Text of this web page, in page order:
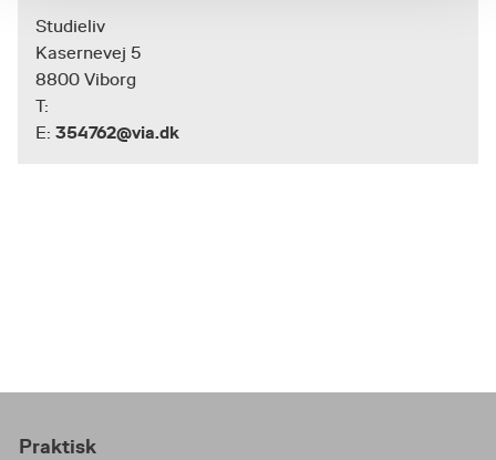
Studieliv
Kasernevej 5
8800 Viborg
T:
E: 354762@via.dk
Praktisk